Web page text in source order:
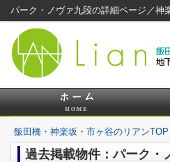
パーク・ノヴァ九段の詳細ページ／神
飯田橋・神楽坂・市ヶ谷のリアンTOP
過去掲載物件：パーク・